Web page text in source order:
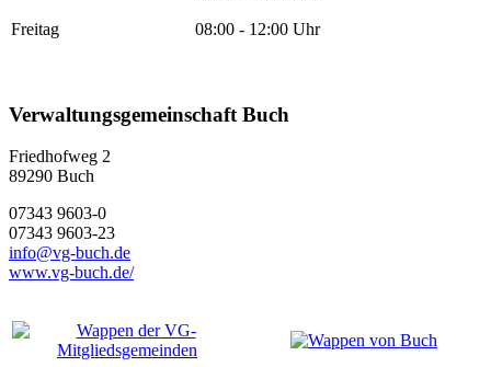
Freitag 08:00 - 12:00 Uhr
Verwaltungsgemeinschaft Buch
Friedhofweg 2
89290 Buch
07343 9603-0
07343 9603-23
info@vg-buch.de
www.vg-buch.de/